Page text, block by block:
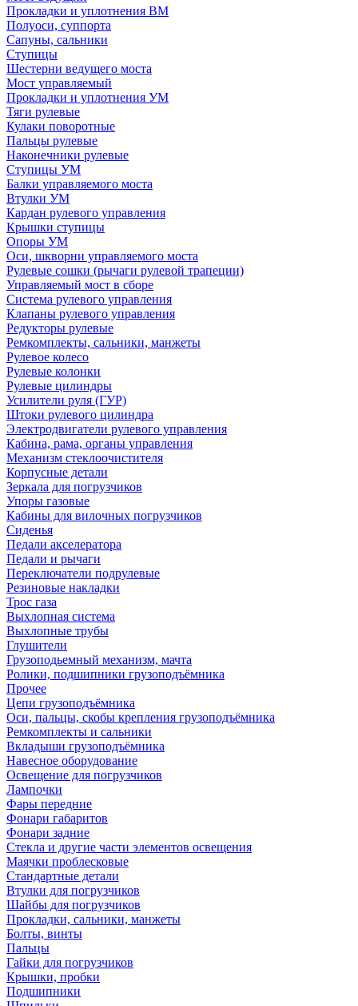
Прокладки и уплотнения ВМ
Полуоси, суппорта
Сапуны, сальники
Ступицы
Шестерни ведущего моста
Мост управляемый
Прокладки и уплотнения УМ
Тяги рулевые
Кулаки поворотные
Пальцы рулевые
Наконечники рулевые
Ступицы УМ
Балки управляемого моста
Втулки УМ
Кардан рулевого управления
Крышки ступицы
Опоры УМ
Оси, шкворни управляемого моста
Рулевые сошки (рычаги рулевой трапеции)
Управляемый мост в сборе
Система рулевого управления
Клапаны рулевого управления
Редукторы рулевые
Ремкомплекты, сальники, манжеты
Рулевое колесо
Рулевые колонки
Рулевые цилиндры
Усилители руля (ГУР)
Штоки рулевого цилиндра
Электродвигатели рулевого управления
Кабина, рама, органы управления
Механизм стеклоочистителя
Корпусные детали
Зеркала для погрузчиков
Упоры газовые
Кабины для вилочных погрузчиков
Сиденья
Педали акселератора
Педали и рычаги
Переключатели подрулевые
Резиновые накладки
Трос газа
Выхлопная система
Выхлопные трубы
Глушители
Грузоподьемный механизм, мачта
Ролики, подшипники грузоподъёмника
Прочее
Цепи грузоподъёмника
Оси, пальцы, скобы крепления грузоподъёмника
Ремкомплекты и сальники
Вкладыши грузоподъёмника
Навесное оборудование
Освещение для погрузчиков
Лампочки
Фары передние
Фонари габаритов
Фонари задние
Стекла и другие части элементов освещения
Маячки проблесковые
Стандартные детали
Втулки для погрузчиков
Шайбы для погрузчиков
Прокладки, сальники, манжеты
Болты, винты
Пальцы
Гайки для погрузчиков
Крышки, пробки
Подшипники